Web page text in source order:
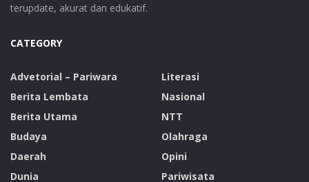
terupdate, akurat dan edukatif.
CATEGORY
Advetorial – Pariwara
Berita Lembata
Berita Utama
Budaya
Daerah
Dunia
Literasi
Nasional
NTT
Olahraga
Opini
Pariwisata